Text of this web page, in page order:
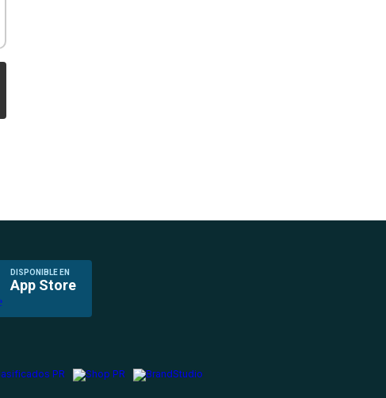
DISPONIBLE EN
App Store